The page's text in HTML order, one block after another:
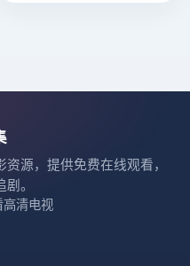
源，提供免费在线观看，
。
高清电视